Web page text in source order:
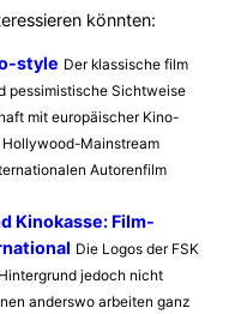
könnten:
style Der klassische film
pessimistische Sichtweise
mit europäischer Kino-
Mainstream
Autorenfilm
Kinokasse: Film-
Die Logos der FSK
jedoch nicht
anderswo arbeiten ganz